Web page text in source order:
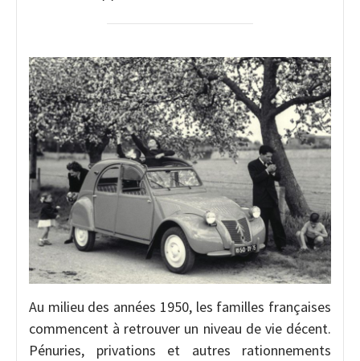
Au milieu des années 1950, les familles françaises
commencent à retrouver un niveau de vie décent.
Pénuries, privations et autres rationnements